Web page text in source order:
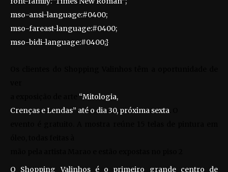
mso-ansi-language:#0400;
mso-fareast-language:#0400;
mso-bidi-language:#0400;}
“Mitologia,
Crenças e Lendas” até o dia 30, próxima sexta
O Shopping Valinhos é o primeiro grande centro de